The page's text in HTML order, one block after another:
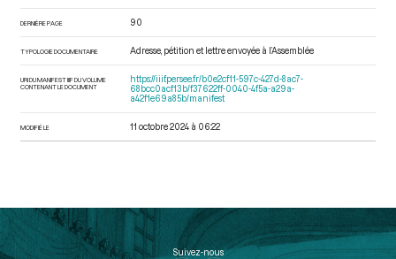
DERNIÈRE PAGE 90
TYPOLOGIE DOCUMENTAIRE Adresse, pétition et lettre envoyée à l’Assemblée
URI DU MANIFEST IIIF DU VOLUME
CONTENANT LE DOCUMENT
https://iiif.persee.fr/b0e2cf11-597c-427d-8ac7-
68bcc0acf13b/f37622ff-0040-4f5a-a29a-
a42f1e69a85b/manifest
MODIFIÉ LE 11 octobre 2024 à 06:22
Suivez-nous